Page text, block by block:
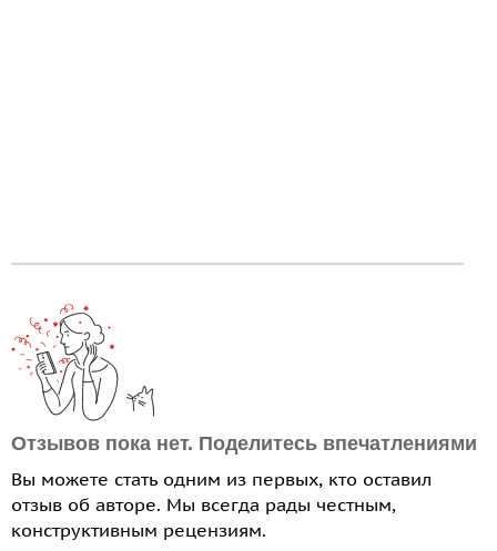
Отзывов пока нет. Поделитесь впечатлениями
Вы можете стать одним из первых, кто оставил
отзыв об авторе. Мы всегда рады честным,
конструктивным рецензиям.